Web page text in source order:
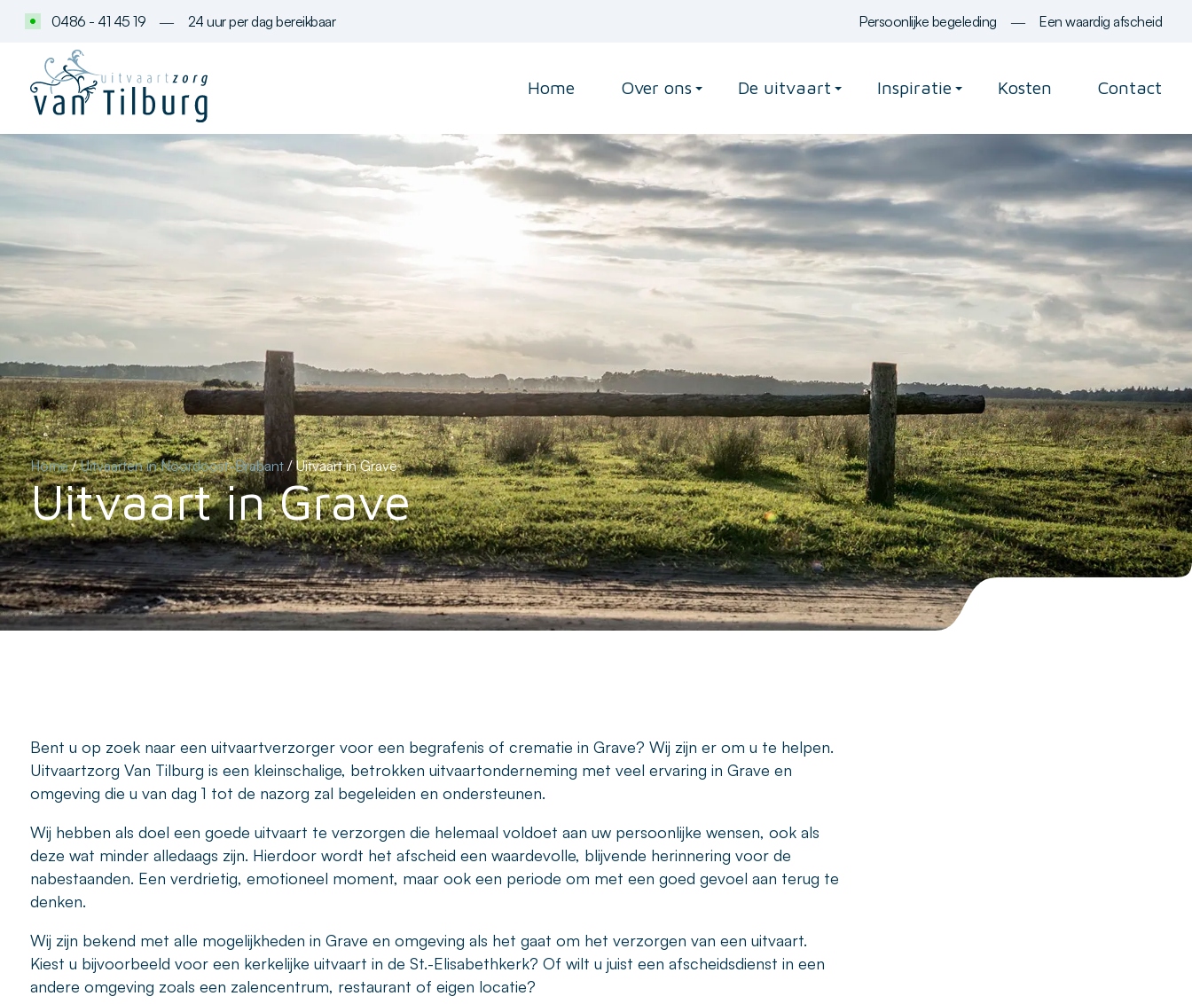
0486 - 41 45 19 ― 24 uur per dag bereikbaar Persoonlijke begeleding ― Een waardig afscheid
Home Over ons De uitvaart Inspiratie Kosten Contact
Home/Uitvaarten in Noordoost-Brabant/Uitvaart in Grave
Uitvaart in Grave
Bent u op zoek naar een uitvaartverzorger voor een begrafenis of crematie in Grave? Wij zijn er om u te helpen.
Uitvaartzorg Van Tilburg is een kleinschalige, betrokken uitvaartonderneming met veel ervaring in Grave en
omgeving die u van dag 1 tot de nazorg zal begeleiden en ondersteunen.
Wij hebben als doel een goede uitvaart te verzorgen die helemaal voldoet aan uw persoonlijke wensen, ook als
deze wat minder alledaags zijn. Hierdoor wordt het afscheid een waardevolle, blijvende herinnering voor de
nabestaanden. Een verdrietig, emotioneel moment, maar ook een periode om met een goed gevoel aan terug te
denken.
Wij zijn bekend met alle mogelijkheden in Grave en omgeving als het gaat om het verzorgen van een uitvaart.
Kiest u bijvoorbeeld voor een kerkelijke uitvaart in de St.-Elisabethkerk? Of wilt u juist een afscheidsdienst in een
andere omgeving zoals een zalencentrum, restaurant of eigen locatie?